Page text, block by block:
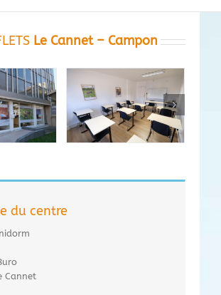
Le Cannet – Campon
du centre
Cannet